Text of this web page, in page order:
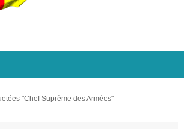
"Chef Suprême des Armées"